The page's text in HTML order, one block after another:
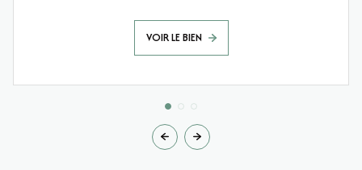
VOIR LE BIEN